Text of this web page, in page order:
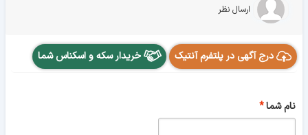
ارسال نظر
درج آگهی در پلتفرم آنتیک خریدار سکه و اسکناس شما
نام شما